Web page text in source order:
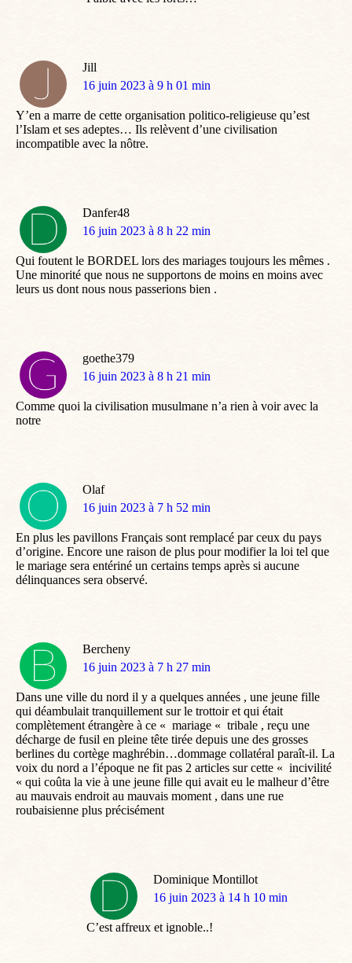
Jill
dit
16 juin 2023 à 9 h 01 min
Y’en a marre de cette organisation politico-religieuse qu’est
l’Islam et ses adeptes… Ils relèvent d’une civilisation
incompatible avec la nôtre.
Danfer48
dit
16 juin 2023 à 8 h 22 min
Qui foutent le BORDEL lors des mariages toujours les mêmes .
Une minorité que nous ne supportons de moins en moins avec
leurs us dont nous nous passerions bien .
goethe379
dit
16 juin 2023 à 8 h 21 min
Comme quoi la civilisation musulmane n’a rien à voir avec la
notre
Olaf
dit
16 juin 2023 à 7 h 52 min
En plus les pavillons Français sont remplacé par ceux du pays
d’origine. Encore une raison de plus pour modifier la loi tel que
le mariage sera entériné un certains temps après si aucune
délinquances sera observé.
Bercheny
dit
16 juin 2023 à 7 h 27 min
Dans une ville du nord il y a quelques années , une jeune fille
qui déambulait tranquillement sur le trottoir et qui était
complètement étrangère à ce « mariage « tribale , reçu une
décharge de fusil en pleine tête tirée depuis une des grosses
berlines du cortège maghrébin…dommage collatéral paraît-il. La
voix du nord a l’époque ne fit pas 2 articles sur cette « incivilité
« qui coûta la vie à une jeune fille qui avait eu le malheur d’être
au mauvais endroit au mauvais moment , dans une rue
roubaisienne plus précisément
Dominique Montillot
dit
16 juin 2023 à 14 h 10 min
C’est affreux et ignoble..!